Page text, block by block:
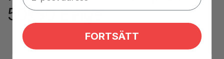
50x50 Beige
FORTSÄTT